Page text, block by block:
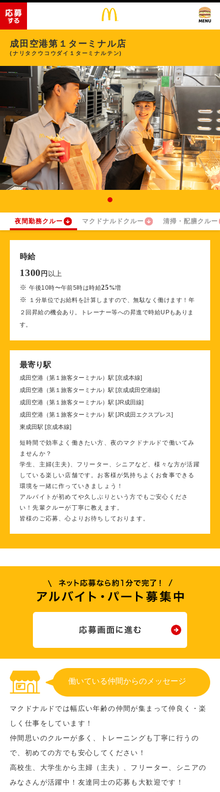
成田空港第１ターミナル店
(ナリタクウコウダイ１ターミナルテン)
夜間勤務クルー マクドナルドクルー 清掃・配膳クルー
時給
1300 円 以上
※午後10時〜午前5時は時給25%増
※
１分単位でお給料を計算しますので、無駄なく働けます！年
２回昇給の機会あり。トレーナー等への昇進で時給UPもありま
す。
最寄り駅
成田空港（第１旅客ターミナル）駅 [京成本線]
成田空港（第１旅客ターミナル）駅 [京成成田空港線]
成田空港（第１旅客ターミナル）駅 [JR成田線]
成田空港（第１旅客ターミナル）駅 [JR成田エクスプレス]
東成田駅 [京成本線]
短時間で効率よく働きたい方、夜のマクドナルドで働いてみ
ませんか？
学生、主婦(主夫)、フリーター、シニアなど、様々な方が活躍
している楽しい店舗です。お客様が気持ちよくお食事できる
環境を一緒に作っていきましょう！
アルバイトが初めてや久しぶりという方でもご安心くださ
い！先輩クルーが丁寧に教えます。
皆様のご応募、心よりお待ちしております。
働いている仲間からのメッセージ
マクドナルドでは幅広い年齢の仲間が集まって仲良く・楽
しく仕事をしています！
仲間思いのクルーが多く、トレーニングも丁寧に行うの
で、初めての方でも安心してください！
高校生、大学生から主婦（主夫）、フリーター、シニアの
みなさんが活躍中！友達同士の応募も大歓迎です！